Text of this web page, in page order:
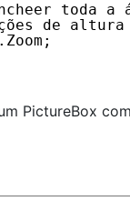
toda
de
PictureBox